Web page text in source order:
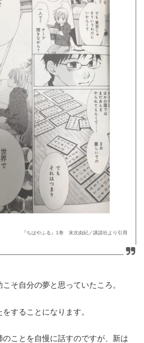
『ちはやふる』1巻 末次由紀／講談社より引用
そ自分の夢と思っていたころ。
することになります。
ことを自慢に話すのですが、新は